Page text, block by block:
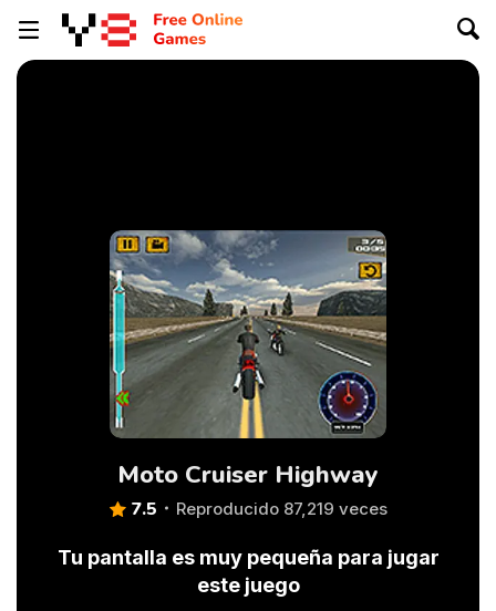
Moto Cruiser Highway
7.5 Reproducido 87,219 veces
Tu pantalla es muy pequeña para jugar
este juego